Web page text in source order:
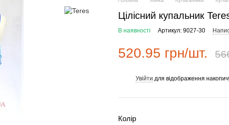
Цілісний купальник
В наявності Артикул: 9027-30
520.95 грн/шт.
Увійти для відображення
Колір